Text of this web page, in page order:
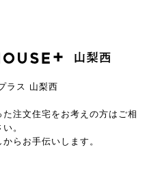
ラス 山梨西
注文住宅を お考えの方はご相
。
らお手伝いします。